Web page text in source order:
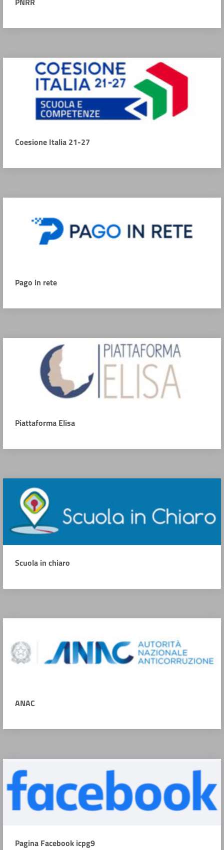
Coesione Italia 21-27
Pago in rete
Piattaforma Elisa
Scuola in chiaro
ANAC
Pagina Facebook icpg9